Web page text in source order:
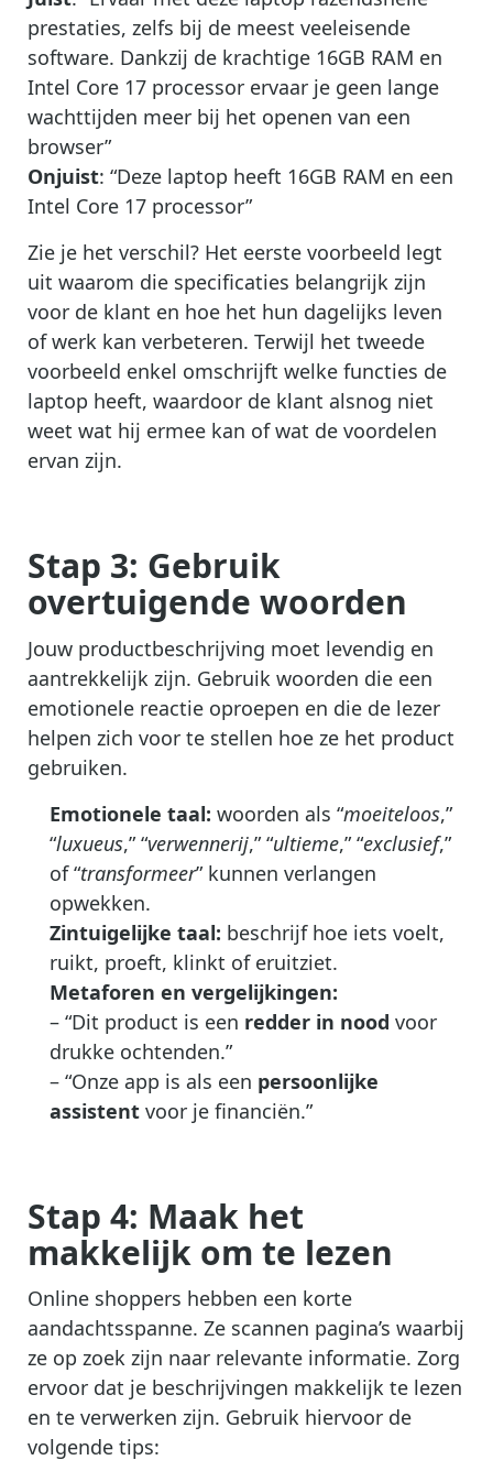
prestaties, zelfs bij de meest veeleisende
software. Dankzij de krachtige 16GB RAM en
Intel Core 17 processor ervaar je geen lange
wachttijden meer bij het openen van een
browser”
Onjuist: “Deze laptop heeft 16GB RAM en een
Intel Core 17 processor”
Zie je het verschil? Het eerste voorbeeld legt
uit waarom die specificaties belangrijk zijn
voor de klant en hoe het hun dagelijks leven
of werk kan verbeteren. Terwijl het tweede
voorbeeld enkel omschrijft welke functies de
laptop heeft, waardoor de klant alsnog niet
weet wat hij ermee kan of wat de voordelen
ervan zijn.
Stap 3: Gebruik
overtuigende woorden
Jouw productbeschrijving moet levendig en
aantrekkelijk zijn. Gebruik woorden die een
emotionele reactie oproepen en die de lezer
helpen zich voor te stellen hoe ze het product
gebruiken.
Emotionele taal: woorden als “moeiteloos,”
“luxueus,” “verwennerij,” “ultieme,” “exclusief,”
of “transformeer” kunnen verlangen
opwekken.
Zintuigelijke taal: beschrijf hoe iets voelt,
ruikt, proeft, klinkt of eruitziet.
Metaforen en vergelijkingen:
– “Dit product is een redder in nood voor
drukke ochtenden.”
– “Onze app is als een persoonlijke
assistent voor je financiën.”
Stap 4: Maak het
makkelijk om te lezen
Online shoppers hebben een korte
aandachtsspanne. Ze scannen pagina’s waarbij
ze op zoek zijn naar relevante informatie. Zorg
ervoor dat je beschrijvingen makkelijk te lezen
en te verwerken zijn. Gebruik hiervoor de
volgende tips: